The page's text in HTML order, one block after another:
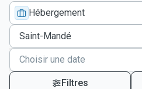
Hébergement
Filtres